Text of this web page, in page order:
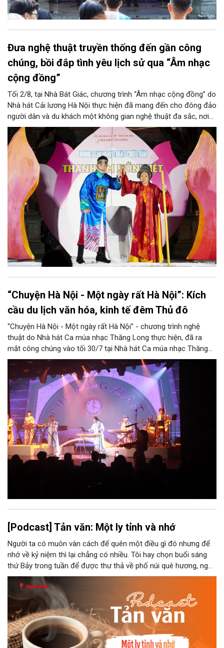
Đưa nghệ thuật truyền thống đến gần công
chúng, bồi đắp tình yêu lịch sử qua “Âm nhạc
cộng đồng”
Tối 2/8, tại Nhà Bát Giác, chương trình “Âm nhạc cộng đồng” do
Nhà hát Cải lương Hà Nội thực hiện đã mang đến cho đông đảo
người dân và du khách một không gian nghệ thuật đa sắc, nơi
những làn điệu cải lương, ca cổ, tân cổ và các tiết mục múa
hòa quyện trong không gian của phố đi bộ hồ Hoàn Kiếm. Đặc
biệt, chương trình có sự giao lưu của các nghệ sĩ đến từ
phương Nam, góp phần tạo nên cuộc gặp gỡ nghệ thuật giàu
cảm xúc.
“Chuyện Hà Nội - Một ngày rất Hà Nội”: Kích
cầu du lịch văn hóa, kinh tế đêm Thủ đô
“Chuyện Hà Nội - Một ngày rất Hà Nội” - chương trình nghệ
thuật do Nhà hát Ca múa nhạc Thăng Long thực hiện, đã ra
mắt công chúng vào tối 30/7 tại Nhà hát Ca múa nhạc Thăng
Long (số 31 - 33 phố Lương Văn Can, phường Hoàn Kiếm).
[Podcast] Tản văn: Một ly tỉnh và nhớ
Người ta có muôn vàn cách để quên một điều gì đó nhưng để
nhớ về kỷ niệm thì lại chẳng có nhiều. Tôi hay chọn buổi sáng
thứ Bảy trong tuần để được thư thả về phố núi quê hương, ngồi
đợi giọt đắng của đất đai, mưa nắng điểm từng nhịp xuống
chiếc ly sứ như đợi thời gian mở cánh cửa diệu kì của mình.